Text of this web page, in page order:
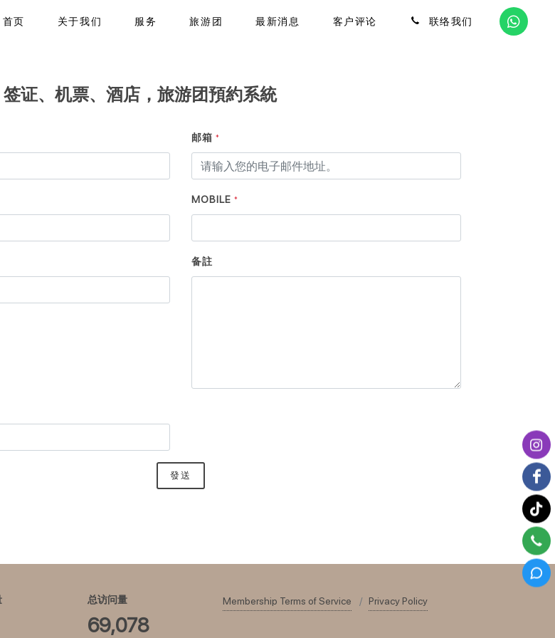
首页 关于我们 服务 旅游团 最新消息 客户评论 联络我们
签证、机票、酒店，旅游团預約系統
邮箱*
MOBILE*
备註
發送
总访问量
69,078
Membership Terms of Service Privacy Policy